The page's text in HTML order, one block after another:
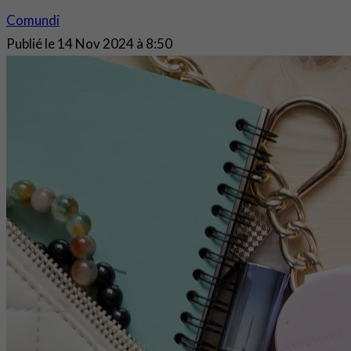
Comundi
Publié le14 Nov 2024 à 8:50